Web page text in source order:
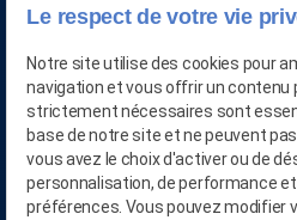
Le respect de votre vie
Notre site utilise des cookies pour
navigation et vous offrir un contenu
strictement nécessaires sont
base de notre site et ne peuvent
vous avez le choix d'activer ou de
personnalisation, de performance
préférences. Vous pouvez modifier